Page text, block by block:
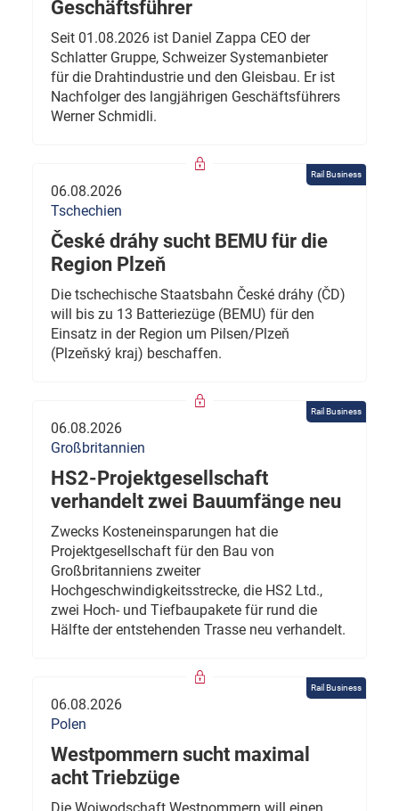
Geschäftsführer
Seit 01.08.2026 ist Daniel Zappa CEO der
Schlatter Gruppe, Schweizer Systemanbieter
für die Drahtindustrie und den Gleisbau. Er ist
Nachfolger des langjährigen Geschäftsführers
Werner Schmidli.
Rail Business
06.08.2026
Tschechien
České dráhy sucht BEMU für die
Region Plzeň
Die tschechische Staatsbahn České dráhy (ČD)
will bis zu 13 Batteriezüge (BEMU) für den
Einsatz in der Region um Pilsen/Plzeň
(Plzeňský kraj) beschaffen.
Rail Business
06.08.2026
Großbritannien
HS2-Projektgesellschaft
verhandelt zwei Bauumfänge neu
Zwecks Kosteneinsparungen hat die
Projektgesellschaft für den Bau von
Großbritanniens zweiter
Hochgeschwindigkeitsstrecke, die HS2 Ltd.,
zwei Hoch- und Tiefbaupakete für rund die
Hälfte der entstehenden Trasse neu verhandelt.
Rail Business
06.08.2026
Polen
Westpommern sucht maximal
acht Triebzüge
Die Woiwodschaft Westpommern will einen